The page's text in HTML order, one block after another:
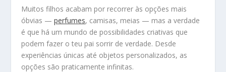
Muitos filhos acabam por recorrer às opções mais
óbvias —perfumes, camisas, meias — mas a verdade
é que há um mundo de possibilidades criativas que
podem fazer o teu pai sorrir de verdade. Desde
experiências únicas até objetos personalizados, as
opções são praticamente infinitas.